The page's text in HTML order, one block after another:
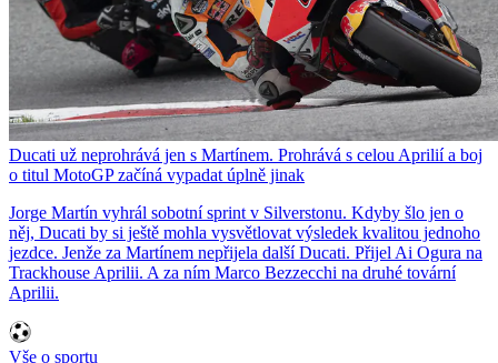
Ducati už neprohrává jen s Martínem. Prohrává s celou Aprilií a boj
o titul MotoGP začíná vypadat úplně jinak
Jorge Martín vyhrál sobotní sprint v Silverstonu. Kdyby šlo jen o
něj, Ducati by si ještě mohla vysvětlovat výsledek kvalitou jednoho
jezdce. Jenže za Martínem nepřijela další Ducati. Přijel Ai Ogura na
Trackhouse Aprilii. A za ním Marco Bezzecchi na druhé tovární
Aprilii.
Vše o sportu